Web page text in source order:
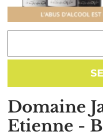
Domaine
Etienne -